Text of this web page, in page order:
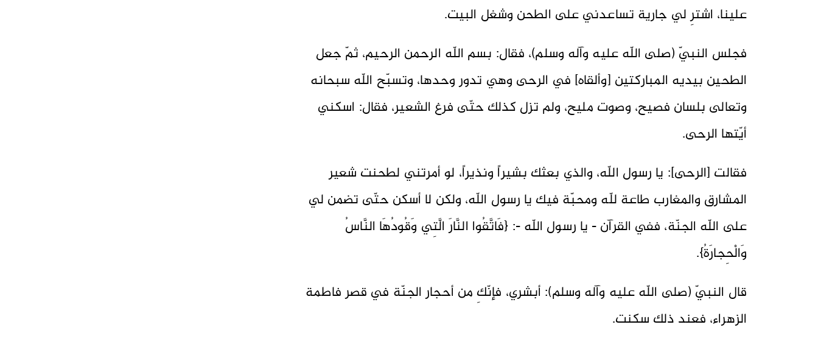
علينا، اشترِ لي جارية تساعدني على الطحن وشغل البيت.
فجلس النبيّ (صلى اللّه عليه وآله وسلم)، فقال: بسم اللّه الرحمن الرحيم، ثمّ جعل
الطحين بيديه المباركتين [وألقاه] في الرحى وهي تدور وحدها، وتسبّح اللّه سبحانه
وتعالى بلسان فصيح، وصوت مليح، ولم تزل كذلك حتّى فرغ الشعير، فقال: اسكني
أيّتها الرحى.
فقالت [الرحى]: يا رسول اللّه، والذي بعثك بشيراً ونذيراً، لو أمرتني لطحنت شعير
المشارق والمغارب طاعة للّه ومحبّة فيك يا رسول اللّه، ولكن لا أسكن حتّى تضمن لي
على اللّه الجنّة، ففي القرآن - يا رسول اللّه -: {فَاتَّقُوا النَّارَ الَّتِي وَقُودُهَا النَّاسُ
وَالْحِجارَةُ}.
قال النبيّ (صلى اللّه عليه وآله وسلم): أبشري، فإنّكِ من أحجار الجنّة في قصر فاطمة
الزهراء، فعند ذلك سكنت.